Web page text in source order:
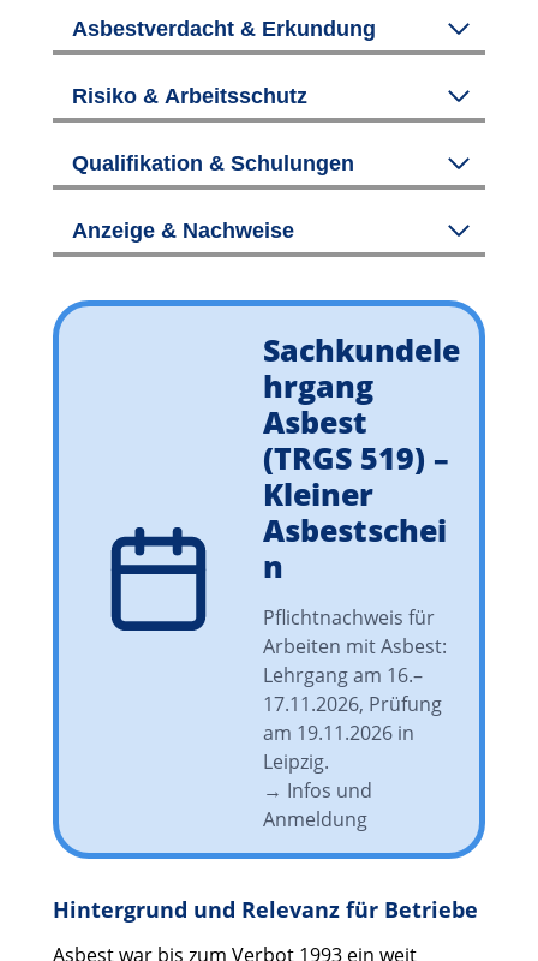
Asbestverdacht & Erkundung
Risiko & Arbeitsschutz
Qualifikation & Schulungen
Anzeige & Nachweise
Sachkundele
hrgang
Asbest
(TRGS 519) –
Kleiner
Asbestschei
n
Pflichtnachweis für
Arbeiten mit Asbest:
Lehrgang am 16.–
17.11.2026, Prüfung
am 19.11.2026 in
Leipzig.
→ Infos und
Anmeldung
Hintergrund und Relevanz für Betriebe
Asbest war bis zum Verbot 1993 ein weit